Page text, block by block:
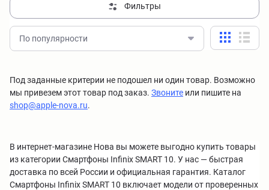
Фильтры
По популярности
Под заданные критерии не подошел ни один товар. Возможно
мы привезем этот товар под заказ. Звоните или пишите на
shop@apple-nova.ru.
В интернет-магазине Нова вы можете выгодно купить товары
из категории Смартфоны Infinix SMART 10. У нас — быстрая
доставка по всей России и официальная гарантия. Каталог
Смартфоны Infinix SMART 10 включает модели от проверенных